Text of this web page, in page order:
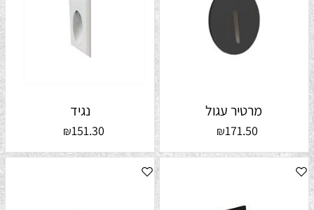
מרטיר עגול
₪171.50
נגיד
₪151.30